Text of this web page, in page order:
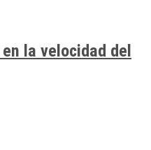
la velocidad del